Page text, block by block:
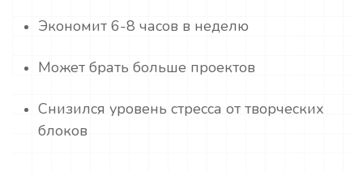
Экономит 6-8 часов в неделю
Может брать больше проектов
Снизился уровень стресса от творческих
блоков